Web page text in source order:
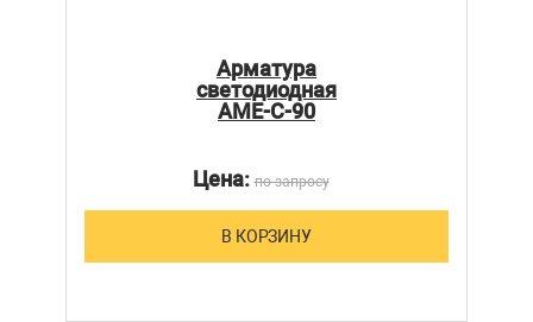
Арматура
светодиодная
АМЕ-С-90
Цена:по запросу
В КОРЗИНУ